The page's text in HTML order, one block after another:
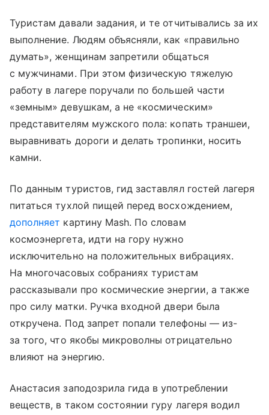
Туристам давали задания, и те отчитывались за их
выполнение. Людям объясняли, как «правильно
думать», женщинам запретили общаться
с мужчинами. При этом физическую тяжелую
работу в лагере поручали по большей части
«земным» девушкам, а не «космическим»
представителям мужского пола: копать траншеи,
выравнивать дороги и делать тропинки, носить
камни.
По данным туристов, гид заставлял гостей лагеря
питаться тухлой пищей перед восхождением,
дополняет картину Mash. По словам
космоэнергета, идти на гору нужно
исключительно на положительных вибрациях.
На многочасовых собраниях туристам
рассказывали про космические энергии, а также
про силу матки. Ручка входной двери была
откручена. Под запрет попали телефоны — из-
за того, что якобы микроволны отрицательно
влияют на энергию.
Анастасия заподозрила гида в употреблении
веществ, в таком состоянии гуру лагеря водил